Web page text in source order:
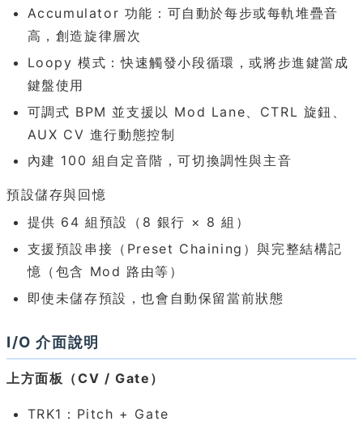
Accumulator 功能：可自動於每步或每軌堆疊音
高，創造旋律層次
Loopy 模式：快速觸發小段循環，或將步進鍵當成
鍵盤使用
可調式 BPM 並支援以 Mod Lane、CTRL 旋鈕、
AUX CV 進行動態控制
內建 100 組自定音階，可切換調性與主音
預設儲存與回憶
提供 64 組預設（8 銀行 × 8 組）
支援預設串接（Preset Chaining）與完整結構記
憶（包含 Mod 路由等）
即使未儲存預設，也會自動保留當前狀態
I/O 介面說明
上方面板（CV / Gate）
TRK1：Pitch + Gate